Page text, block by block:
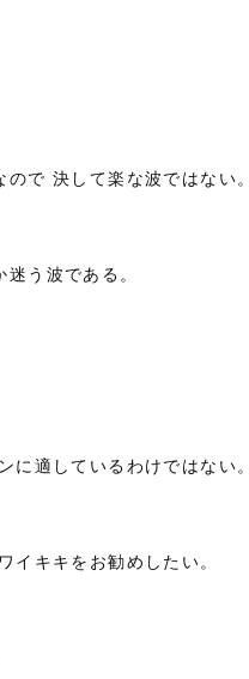
で 決して楽な波ではない。
う波である。
に適しているわけではない。
イキキをお勧めしたい。